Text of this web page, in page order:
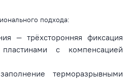
подхода:
— трёхсторонняя фиксация
с компенсацией
терморазрывными